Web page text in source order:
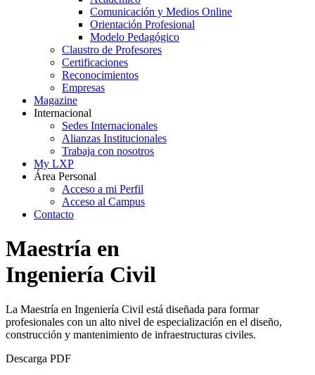
Comunicación y Medios Online
Orientación Profesional
Modelo Pedagógico
Claustro de Profesores
Certificaciones
Reconocimientos
Empresas
Magazine
Internacional
Sedes Internacionales
Alianzas Institucionales
Trabaja con nosotros
My LXP
Área Personal
Acceso a mi Perfil
Acceso al Campus
Contacto
Maestría en
Ingeniería Civil
La Maestría en Ingeniería Civil está diseñada para formar
profesionales con un alto nivel de especialización en el diseño,
construcción y mantenimiento de infraestructuras civiles.
Descarga PDF